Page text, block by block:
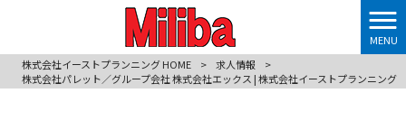
MENU
株式会社イーストプランニング HOME
> 求人情報
>
株式会社パレット／グループ会社 株式会社エックス | 株式会社イーストプランニング